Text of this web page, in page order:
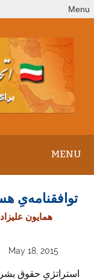
to
Menu
MENU
توافقنامه‌یِ
همایون
May 18, 2015
استراتژیِ حقوق